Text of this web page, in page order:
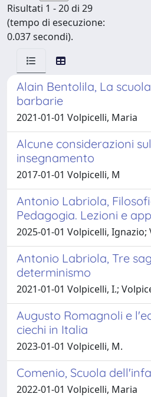
Risultati 1 - 20 di 29
(tempo di esecuzione:
0.037 secondi).
Alain Bentolila, La
barbarie
2021-01-01 Volpicelli, Maria
Alcune considerazioni
insegnamento
2017-01-01 Volpicelli, M
Antonio Labriola,
Pedagogia. Lezioni e
2025-01-01 Volpicelli,
Antonio Labriola, Tre
determinismo
2021-01-01 Volpicelli, I.;
Augusto Romagnoli e
ciechi in Italia
2023-01-01 Volpicelli, M.
Comenio, Scuola
2022-01-01 Volpicelli, Maria